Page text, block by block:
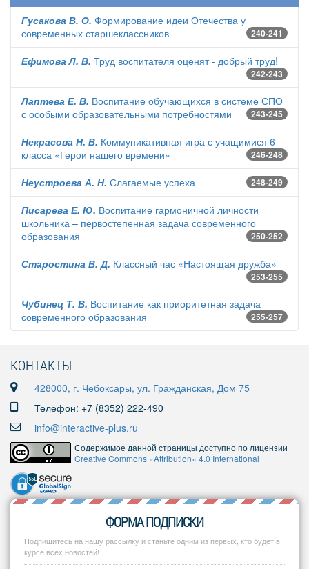
Гусакова В. О. Формирование идеи Отечества у
современных старшеклассников
240-241
Ефимова Л. В. Труд воспитателя оценят - добрый труд!
242-243
Лаптева Е. В. Воспитание обучающихся в системе СПО
с особыми образовательными потребностями
243-245
Некрасова Н. В. Коммуникативная игра с учащимися 6
класса «Герои нашего времени»
246-248
Неустроева А. Н. Слагаемые успеха 248-249
Писарева Е. Ю. Воспитание гармоничной личности
школьника – первостепенная задача современного
образования
250-252
Старостина В. Д. Классный час «Настоящая дружба»
253-255
Чубинец Т. В. Воспитание как приоритетная задача
современного образования
255-257
КОНТАКТЫ
428000, г. Чебоксары, ул. Гражданская, Дом 75
Телефон: +7 (8352) 222-490
info@interactive-plus.ru
Содержимое данной страницы доступно по лицензии
Creative Commons «Attribution» 4.0 International
ФОРМА ПОДПИСКИ
Подпишитесь на нашу рассылку и станьте одним из первых, кто будет в
курсе всех новостей!